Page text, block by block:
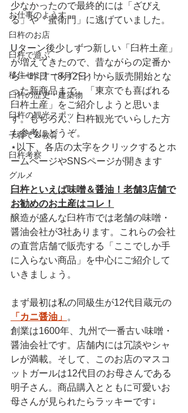
お仕事のようす
臼杵のお店
臼杵で遊ぶ
移住セミナー＆イベント
臼杵の歴史・建築物
臼杵の観光スポット
子育て＆教育
臼杵考察
グルメ
少なかったので最終的には「ざびえ
る」や「蜜衛門」に逃げていました。
Uターン後少しずつ新しい「臼杵土産」
が増えてきたので、昔ながらの定番か
ら一昨日（8月2日）から販売開始とな
った新商品まで、「東京でも喜ばれる
臼杵土産」をご紹介しようと思いま
す。もちろん、臼杵観光でいらした方
も参考にどうぞ。
⋆以下、各店の太字をクリックするとホ
ームページやSNSページが開きます
臼杵といえば味噌＆醤油！老舗3店舗で
お勧めのお土産はコレ！
醸造が盛んな臼杵市では老舗の味噌・
醤油会社が3社あります。これらの会社
の直営店舗で販売する「ここでしか手
に入らない商品」を中心にご紹介して
いきましょう。
まず最初は私の同級生が12代目蔵元の
「カニ醤油」 。
創業は1600年、九州で一番古い味噌・
醤油会社です。店舗内には冗談やシャ
レが満載。そして、このお店のマスコ
ットガールは12代目のお母さんである
明子さん。商品購入とともに可愛いお
母さんが見られたらラッキーです↓